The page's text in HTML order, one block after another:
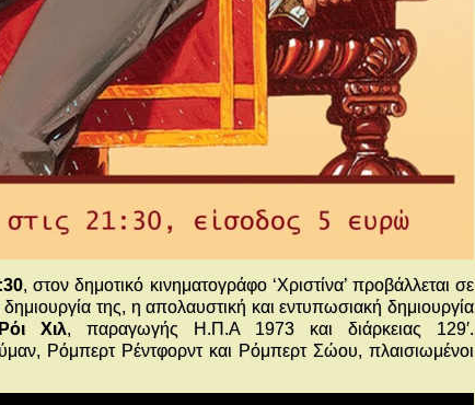
, στον δημοτικό κινηματογράφο ‘Χριστίνα’ προβάλλεται σε
της, η απολαυστική και εντυπωσιακή δημιουργία
Χιλ, παραγωγής Η.Π.Α 1973 και διάρκειας 129′.
Ρόμπερτ Ρέντφορντ και Ρόμπερτ Σώου, πλαισιωμένοι